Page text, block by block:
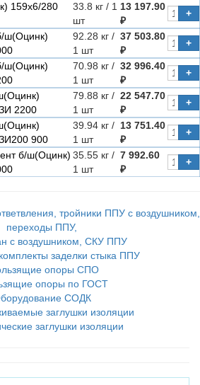
159х6/280
33.8 кг / 1
шт
13 197.90
₽
+
ш(Оцинк)
92.28 кг /
1 шт
37 503.80
₽
+
ш(Оцинк)
70.98 кг /
1 шт
32 996.40
₽
+
2200
79.88 кг /
1 шт
22 547.70
₽
+
900
39.94 кг /
1 шт
13 751.40
₽
+
б/ш(Оцинк) 35.55 кг /
1 шт
7 992.60
₽
+
тройники ППУ с воздушником,
переходы ППУ,
с воздушником, СКУ ППУ
заделки стыка ППУ
опоры СПО
опоры по ГОСТ
СОДК
заглушки изоляции
заглушки изоляции